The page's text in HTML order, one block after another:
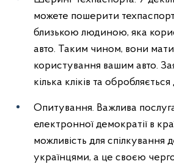
можете пошерити
близькою людиною, яка
авто. Таким чином, вони
користування вашим авто.
кілька кліків та
Опитування. Важлива
електронної демократії в
можливість для спілкування
українцями, а це своєю